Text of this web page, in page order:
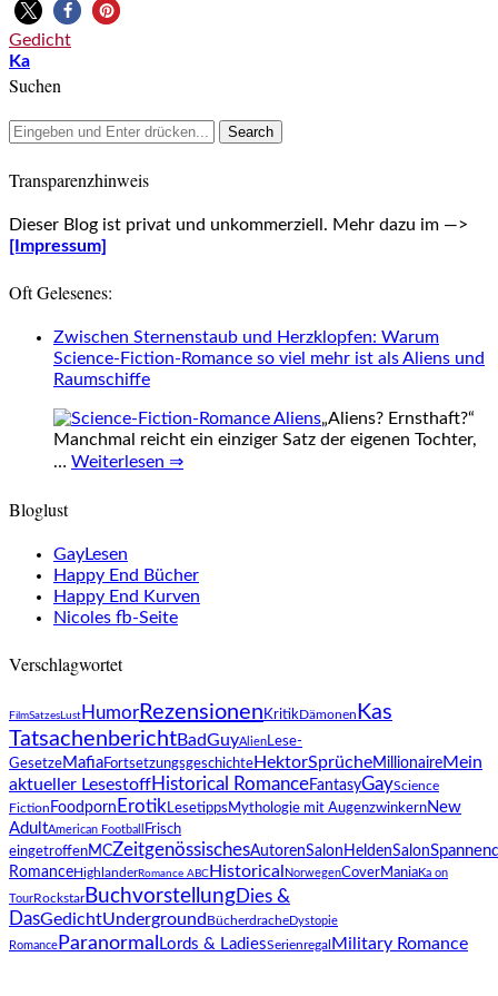
Gedicht
Ka
Suchen
Transparenzhinweis
Dieser Blog ist privat und unkommerziell. Mehr dazu im —>
[Impressum]
Oft Gelesenes:
Zwischen Sternenstaub und Herzklopfen: Warum
Science-Fiction-Romance so viel mehr ist als Aliens und
Raumschiffe
„Aliens? Ernsthaft?“
Manchmal reicht ein einziger Satz der eigenen Tochter,
… Weiterlesen ⇒
Bloglust
GayLesen
Happy End Bücher
Happy End Kurven
Nicoles fb-Seite
Verschlagwortet
FilmSatzesLust HumorRezensionen KritikDämonen Kas
TatsachenberichtBadGuyAlienLese-
GesetzeMafiaFortsetzungsgeschichte HektorSprücheMillionaireMein
aktueller LesestoffHistorical RomanceFantasyGayScience
Fiction Foodporn ErotikLesetipps Mythologie mit AugenzwinkernNew
AdultAmerican Football
Frisch
eingetroffenMCZeitgenössischesAutorenSalon HeldenSalon
RomanceHighlanderRomance ABC Historical NorwegenCoverManiaKa on
TourRockstarBuchvorstellungDies &
DasGedichtUnderground BücherdracheDystopie
Romance Paranormal Lords & LadiesSerienregal Military Romance